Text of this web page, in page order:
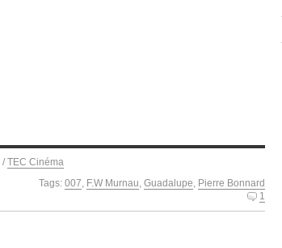
/ TEC Cinéma
Tags: 007 F.W Murnau Guadalupe Pierre Bonnard
1